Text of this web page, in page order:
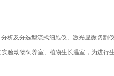
析及分选型流式细胞仪、激光显微切割
验动物饲养室、植物生长温室，为进行